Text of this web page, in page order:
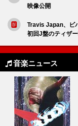
映像公開
Travis Japan、ビ
初回J盤のティザ
音楽ニュース